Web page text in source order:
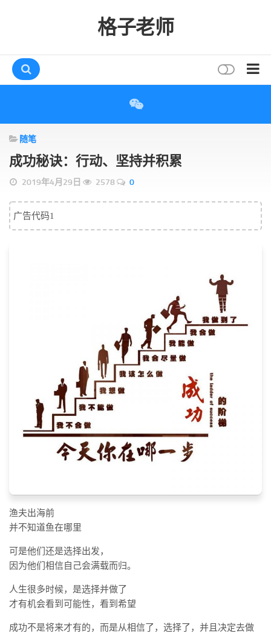
格子老师
互动
评论
打赏
读者
精品域名
友情链接
随笔
成功秘诀：行动、坚持并积累
2019年4月29日 2578 0
广告代码1
渔夫出海前
并不知道鱼在哪里
可是他们还是选择出发，
因为他们相信自己会满载而归。
人生很多时候，是选择并做了
才有机会看到可能性，看到希望
成功不是将来才有的，而是从相信了，选择了，并且决定去做